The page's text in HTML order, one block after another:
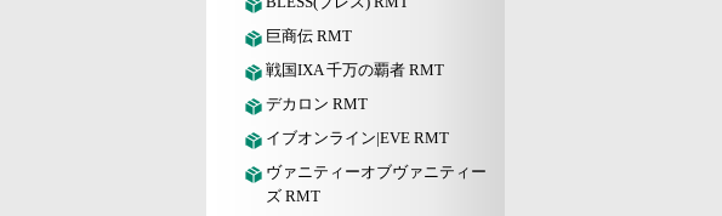
巨商伝 RMT
戦国IXA 千万の覇者 RMT
デカロン RMT
イブオンライン|EVE RMT
ヴァニティーオブヴァニティー
ズ RMT